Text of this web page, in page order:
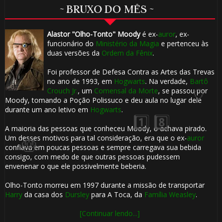
~ BRUXO DO MÊS ~
Alastor "Olho-Tonto" Moodyé ex-auror, ex-
funcionário do Ministério da Magia e pertenceu às
duas versões da Ordem da Fênix.
Foi professor de Defesa Contra as Artes das Trevas
no ano de 1993, em Hogwarts. Na verdade, Bartô
Crouch Jr., um Comensal da Morte, se passou por
Moody, tomando a Poção Polissuco e deu aula no lugar dele
durante um ano letivo em Hogwarts.
A maioria das pessoas que conheceu Moody, o achava pirado.
Um desses motivos para tal consideração, era que o ex-auror
confiava em poucas pessoas e sempre carregava sua bebida
consigo, com medo de que outras pessoas pudessem
envenenar o que ele possivelmente beberia.
Olho-Tonto morreu em 1997 durante a missão de transportar
Harryda casa dos Dursleypara A Toca, da Família Weasley.
[Continuar lendo...]
⚡
1️⃣ 8️⃣
🎈
🎂